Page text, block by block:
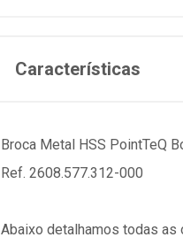
Características
Broca Metal HSS PointTeQ
Ref. 2608.577.312-000
Abaixo detalhamos todas as